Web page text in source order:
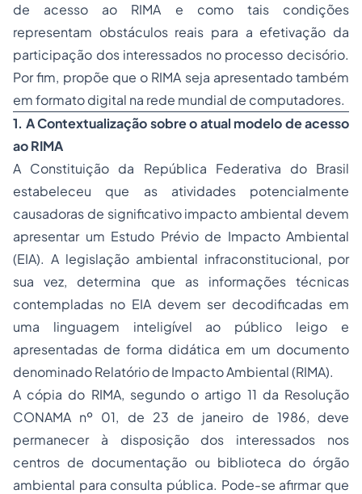
de acesso ao RIMA e como tais condições
representam obstáculos reais para a efetivação da
participação dos interessados no processo decisório.
Por fim, propõe que o RIMA seja apresentado também
em formato digital na rede mundial de computadores.
1. A Contextualização sobre o atual modelo de acesso
ao RIMA
A Constituição da República Federativa do Brasil
estabeleceu que as atividades potencialmente
causadoras de significativo impacto ambiental devem
apresentar um Estudo Prévio de Impacto Ambiental
(EIA). A legislação ambiental infraconstitucional, por
sua vez, determina que as informações técnicas
contempladas no EIA devem ser decodificadas em
uma linguagem inteligível ao público leigo e
apresentadas de forma didática em um documento
denominado Relatório de Impacto Ambiental (RIMA).
A cópia do RIMA, segundo o artigo 11 da Resolução
CONAMA nº 01, de 23 de janeiro de 1986, deve
permanecer à disposição dos interessados nos
centros de documentação ou biblioteca do órgão
ambiental para consulta pública. Pode-se afirmar que